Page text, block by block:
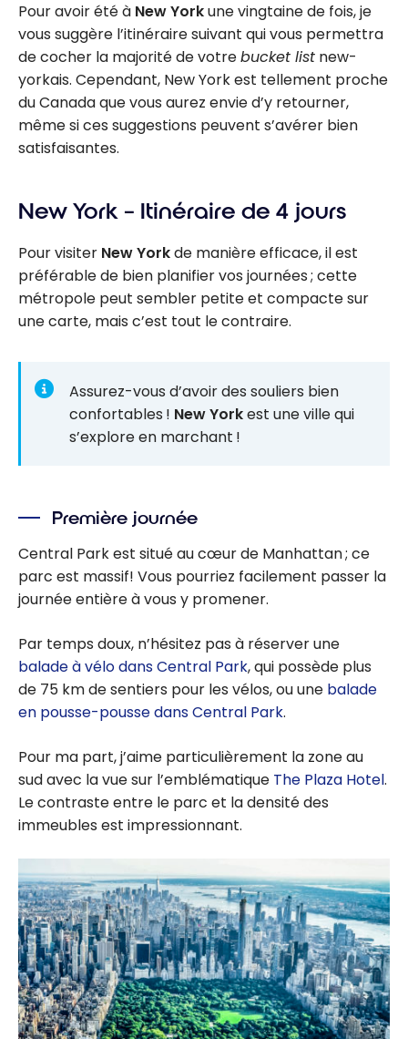
Pour avoir été à New Yorkune vingtaine de fois, je
vous suggère l’itinéraire suivant qui vous permettra
de cocher la majorité de votrebucket list new-
yorkais. Cependant, New York est tellement proche
du Canada que vous aurez envie d’y retourner,
même si ces suggestions peuvent s’avérer bien
satisfaisantes.
New York – Itinéraire de 4 jours
Pour visiter New Yorkde manière efficace, il est
préférable de bien planifier vos journées ; cette
métropole peut sembler petite et compacte sur
une carte, mais c’est tout le contraire.
Assurez-vous d’avoir des souliers bien
confortables ! New Yorkest une ville qui
s’explore en marchant !
Première journée
Central Park est situé au cœur de Manhattan ; ce
parc est massif! Vous pourriez facilement passer la
journée entière à vous y promener.
Par temps doux, n’hésitez pas à réserver une
balade à vélo dans Central Park, qui possède plus
de 75 km de sentiers pour les vélos, ou une balade
en pousse-pousse dans Central Park.
Pour ma part, j’aime particulièrement la zone au
sud avec la vue sur l’emblématique The Plaza Hotel.
Le contraste entre le parc et la densité des
immeubles est impressionnant.